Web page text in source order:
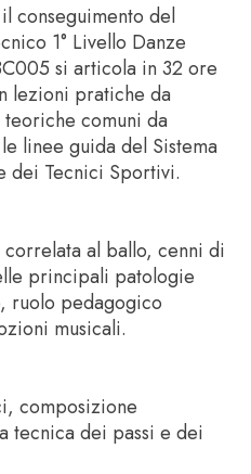
conseguimento del
1° Livello Danze
si articola in 32 ore
lezioni pratiche da
comuni da
linee guida del Sistema
dei Tecnici Sportivi.
al ballo, cenni di
principali patologie
ruolo pedagogico
musicali.
composizione
tecnica dei passi e dei